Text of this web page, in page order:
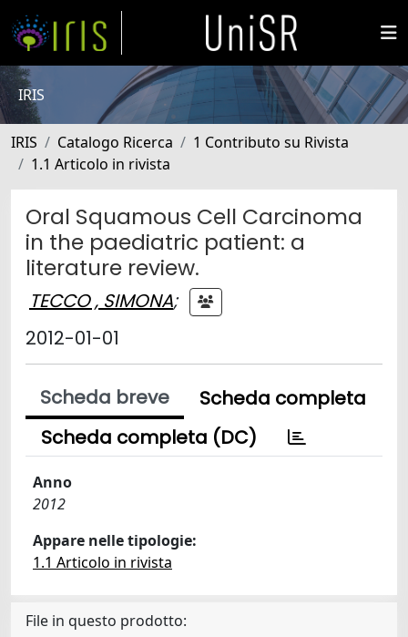
IRIS
IRIS Catalogo Ricerca
1 Contributo su Rivista
1.1 Articolo in rivista
Oral Squamous Cell Carcinoma
in the paediatric patient: a
literature review.
TECCO , SIMONA;
2012-01-01
Scheda breve
Scheda completa
Scheda completa (DC)
Anno
2012
Appare nelle tipologie:
1.1 Articolo in rivista
File in questo prodotto: